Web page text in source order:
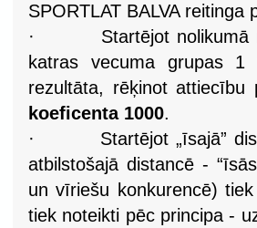
SPORTLAT BALVA
·
Startējot
katras vecuma grupas
rezultāta, rēķinot
koeficenta 1000.
·
Startējot „īsajā”
atbilstošajā distancē -
un vīriešu konkurencē)
tiek noteikti pēc principa -